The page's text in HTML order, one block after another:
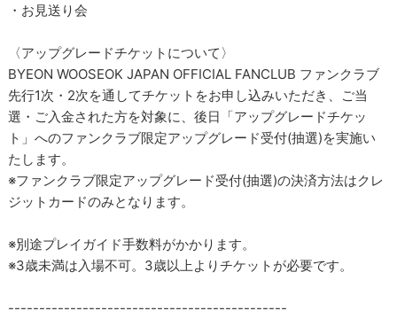
・お見送り会
〈アップグレードチケットについて〉
BYEON WOOSEOK JAPAN OFFICIAL FANCLUB ファンクラブ
先行1次・2次を通してチケットをお申し込みいただき、ご当
選・ご入金された方を対象に、後日「アップグレードチケッ
ト」へのファンクラブ限定アップグレード受付(抽選)を実施い
たします。
※ファンクラブ限定アップグレード受付(抽選)の決済方法はクレ
ジットカードのみとなります。
※別途プレイガイド手数料がかかります。
※3歳未満は入場不可。3歳以上よりチケットが必要です。